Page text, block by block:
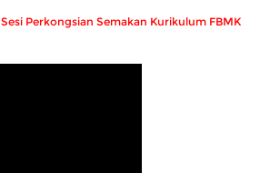
Sesi Perkongsian Semakan Kurikulum FBMK